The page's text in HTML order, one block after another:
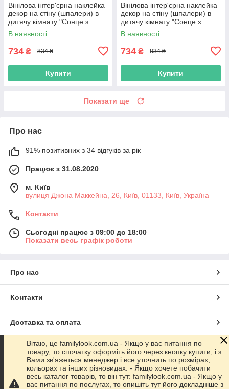
Вінілова інтер'єрна наклейка
декор на стіну (шпалери) в
дитячу кімнату "Сонце з
променями Sun" з Оракала
В наявності
734 ₴ 834 ₴
Купити
Вінілова інтер'єрна наклейка
декор на стіну (шпалери) в
дитячу кімнату "Сонце з
променями Sun" з Оракала
В наявності
734 ₴ 834 ₴
Купити
Показати ще
Про нас
91% позитивних з 34 відгуків за рік
Працює з 31.08.2020
м. Київ
вулиця Джона Маккейна, 26, Київ, 01133, Київ, Україна
Контакти
Сьогодні працює з 09:00 до 18:00
Показати весь графік роботи
Про нас
Контакти
Доставка та оплата
Графік роботи
Повна версія сайту
Вітаю, це familylook.com.ua - Якщо у вас питання по
товару, то спочатку оформіть його через кнопку купити, і з
Вами зв'яжеться менеджер і все уточнить по розмірах,
кольорах та інших різновидах. - Якщо хочете побачити
весь каталог товарів, то він тут: familylook.com.ua - Якщо у
вас питання по послугах, то опишіть тут його докладніше з